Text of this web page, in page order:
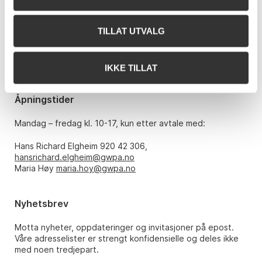
TILLAT UTVALG
IKKE TILLAT
Grev Wedels Plass Auksjoner AS
Bankplassen 1A
Telefon: 22 86 21 86
post@gwpa.no
Åpningstider
Mandag – fredag kl. 10-17, kun etter avtale med:
Hans Richard Elgheim 920 42 306,
hansrichard.elgheim@gwpa.no
Maria Høy maria.hoy@gwpa.no
Nyhetsbrev
Motta nyheter, oppdateringer og invitasjoner på epost.
Våre adresselister er strengt konfidensielle og deles ikke
med noen tredjepart.